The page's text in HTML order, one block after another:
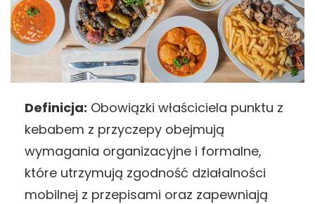
Definicja: Obowiązki właściciela punktu z
kebabem z przyczepy obejmują
wymagania organizacyjne i formalne,
które utrzymują zgodność działalności
mobilnej z przepisami oraz zapewniają